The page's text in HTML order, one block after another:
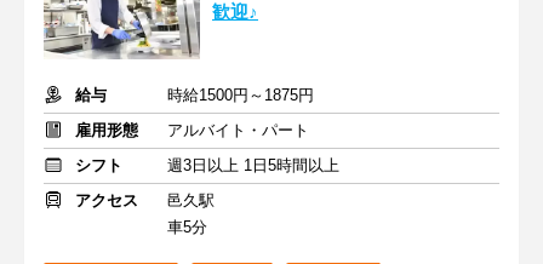
歓迎♪
給与
時給1500円～1875円
雇用形態
アルバイト・パート
シフト
週3日以上 1日5時間以上
アクセス
邑久駅
車5分